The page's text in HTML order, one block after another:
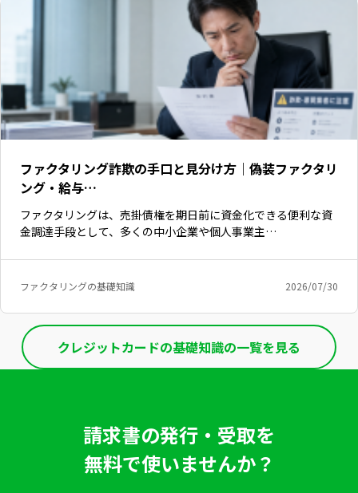
ファクタリング詐欺の手口と見分け方｜偽装ファクタリ
ング・給与…
ファクタリングは、売掛債権を期日前に資金化できる便利な資
金調達手段として、多くの中小企業や個人事業主…
ファクタリングの基礎知識 2026/07/30
クレジットカードの基礎知識の一覧を見る
請求書の発行・受取を
無料で使いませんか？